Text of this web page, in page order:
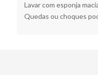
Lavar com esponja
Quedas ou choques